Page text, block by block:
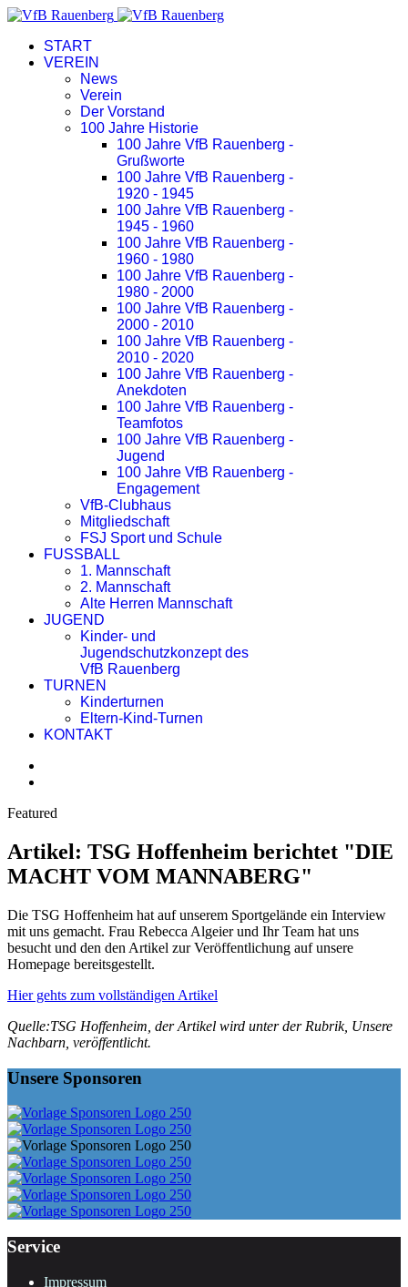
START
VEREIN
News
Verein
Der Vorstand
100 Jahre Historie
100 Jahre VfB Rauenberg -
Grußworte
100 Jahre VfB Rauenberg -
1920 - 1945
100 Jahre VfB Rauenberg -
1945 - 1960
100 Jahre VfB Rauenberg -
1960 - 1980
100 Jahre VfB Rauenberg -
1980 - 2000
100 Jahre VfB Rauenberg -
2000 - 2010
100 Jahre VfB Rauenberg -
2010 - 2020
100 Jahre VfB Rauenberg -
Anekdoten
100 Jahre VfB Rauenberg -
Teamfotos
100 Jahre VfB Rauenberg -
Jugend
100 Jahre VfB Rauenberg -
Engagement
VfB-Clubhaus
Mitgliedschaft
FSJ Sport und Schule
FUSSBALL
1. Mannschaft
2. Mannschaft
Alte Herren Mannschaft
JUGEND
Kinder- und
Jugendschutzkonzept des
VfB Rauenberg
TURNEN
Kinderturnen
Eltern-Kind-Turnen
KONTAKT
Featured
Artikel: TSG Hoffenheim berichtet "DIE
MACHT VOM MANNABERG"
Die TSG Hoffenheim hat auf unserem Sportgelände ein Interview
mit uns gemacht. Frau Rebecca Algeier und Ihr Team hat uns
besucht und den den Artikel zur Veröffentlichung auf unsere
Homepage bereitsgestellt.
Hier gehts zum vollständigen Artikel
Quelle:TSG Hoffenheim, der Artikel wird unter der Rubrik, Unsere
Nachbarn, veröffentlicht.
Unsere Sponsoren
Service
Impressum